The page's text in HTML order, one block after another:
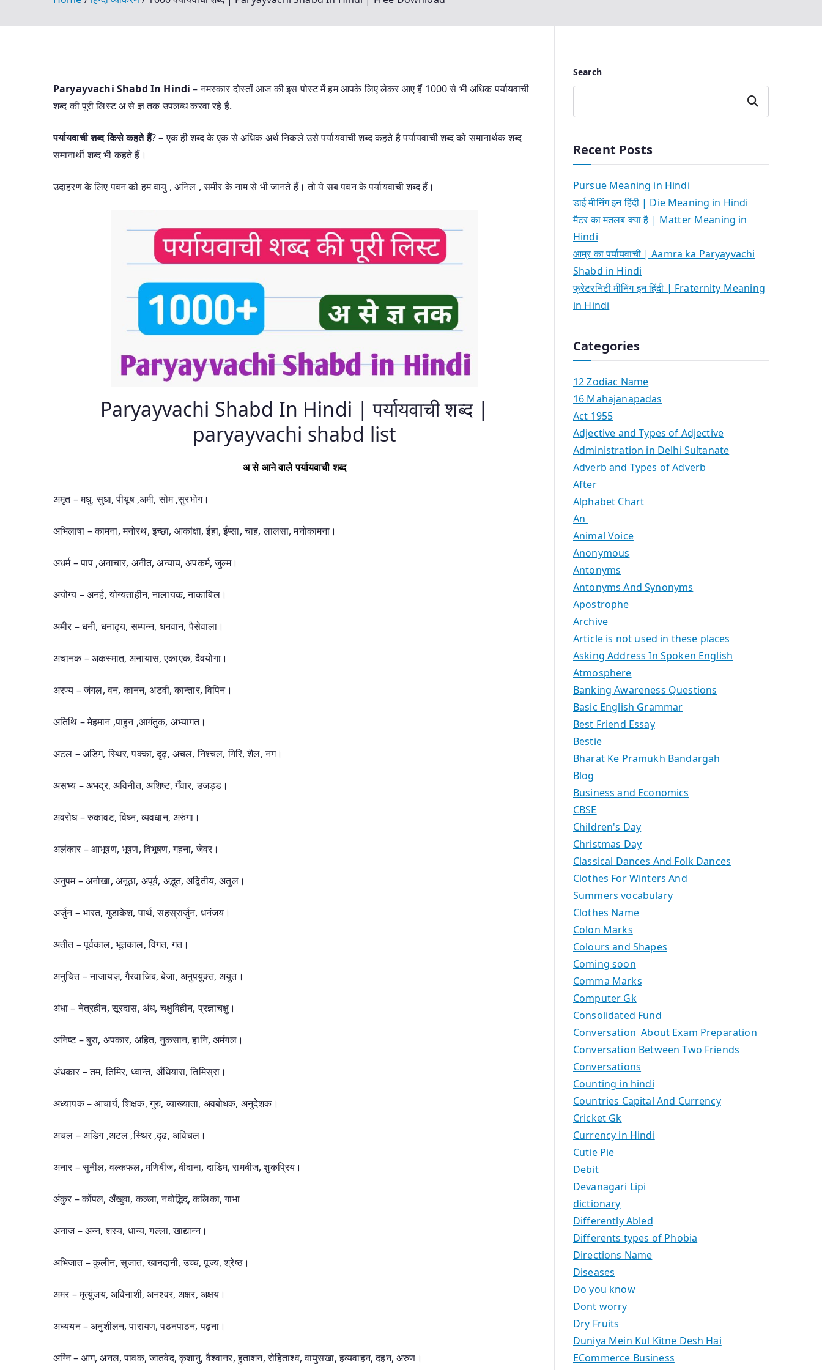
Paryayvachi Shabd In Hindi– नमस्कार दोस्तों आज की इस पोस्ट में हम आपके लिए लेकर आए हैं 1000 से भी अधिक पर्यायवाची
शब्द की पूरी लिस्ट अ से ज्ञ तक उपलब्ध करवा रहे हैं.
पर्यायवाची शब्द किसे कहते हैं? – एक ही शब्द के एक से अधिक अर्थ निकले उसे पर्यायवाची शब्द कहते है पर्यायवाची शब्द को समानार्थक शब्द
समानार्थी शब्द भी कहते हैं।
उदाहरण के लिए पवन को हम वायु , अनिल , समीर के नाम से भी जानते हैं। तो ये सब पवन के पर्यायवाची शब्द हैं।
Paryayvachi Shabd In Hindi | पर्यायवाची शब्द |
paryayvachi shabd list
अ से आने वाले पर्यायवाची शब्द
अमृत – मधु, सुधा, पीयूष ,अमी, सोम ,सुरभोग।
अभिलाषा – कामना, मनोरथ, इच्छा, आकांक्षा, ईहा, ईप्सा, चाह, लालसा, मनोकामना।
अधर्म – पाप ,अनाचार, अनीत, अन्याय, अपकर्म, जुल्म।
अयोग्य – अनर्ह, योग्यताहीन, नालायक, नाकाबिल।
अमीर – धनी, धनाढ्य, सम्पन्न, धनवान, पैसेवाला।
अचानक – अकस्मात, अनायास, एकाएक, दैवयोगा।
अरण्य – जंगल, वन, कानन, अटवी, कान्तार, विपिन।
अतिथि – मेहमान ,पाहुन ,आगंतुक, अभ्यागत।
अटल – अडिग, स्थिर, पक्का, दृढ़, अचल, निश्चल, गिरि, शैल, नग।
असभ्य – अभद्र, अविनीत, अशिष्ट, गँवार, उजड्ड।
अवरोध – रुकावट, विघ्न, व्यवधान, अरुंगा।
अलंकार – आभूषण, भूषण, विभूषण, गहना, जेवर।
अनुपम – अनोखा, अनूठा, अपूर्व, अद्भुत, अद्वितीय, अतुल।
अर्जुन – भारत, गुडाकेश, पार्थ, सहस्रार्जुन, धनंजय।
अतीत – पूर्वकाल, भूतकाल, विगत, गत।
अनुचित – नाजायज़, गैरवाजिब, बेजा, अनुपयुक्त, अयुत।
अंधा – नेत्रहीन, सूरदास, अंध, चक्षुविहीन, प्रज्ञाचक्षु।
अनिष्ट – बुरा, अपकार, अहित, नुकसान, हानि, अमंगल।
अंधकार – तम, तिमिर, ध्वान्त, अँधियारा, तिमिस्रा।
अध्यापक – आचार्य, शिक्षक, गुरु, व्याख्याता, अवबोधक, अनुदेशक।
अचल – अडिग ,अटल ,स्थिर ,दृढ, अविचल।
अनार – सुनील, वल्कफल, मणिबीज, बीदाना, दाडिम, रामबीज, शुकप्रिय।
अंकुर – कोंपल, अँखुवा, कल्ला, नवोद्भिद्, कलिका, गाभा
अनाज – अन्न, शस्य, धान्य, गल्ला, खाद्यान्न।
अभिजात – कुलीन, सुजात, खानदानी, उच्च, पूज्य, श्रेष्ठ।
अमर – मृत्युंजय, अविनाशी, अनश्वर, अक्षर, अक्षय।
अध्ययन – अनुशीलन, पारायण, पठनपाठन, पढ़ना।
अग्नि – आग, अनल, पावक, जातवेद, कृशानु, वैश्वानर, हुताशन, रोहिताश्व, वायुसखा, हव्यवाहन, दहन, अरुण।
Search
Search
Recent Posts
Pursue Meaning in Hindi
डाई मीनिंग इन हिंदी | Die Meaning in Hindi
मैटर का मतलब क्या है | Matter Meaning in
Hindi
आम्र का पर्यायवाची | Aamra ka Paryayvachi
Shabd in Hindi
फ्रेटरनिटी मीनिंग इन हिंदी | Fraternity Meaning
in Hindi
Categories
12 Zodiac Name
16 Mahajanapadas
Act 1955
Adjective and Types of Adjective
Administration in Delhi Sultanate
Adverb and Types of Adverb
After
Alphabet Chart
An
Animal Voice
Anonymous
Antonyms
Antonyms And Synonyms
Apostrophe
Archive
Article is not used in these places
Asking Address In Spoken English
Atmosphere
Banking Awareness Questions
Basic English Grammar
Best Friend Essay
Bestie
Bharat Ke Pramukh Bandargah
Blog
Business and Economics
CBSE
Children's Day
Christmas Day
Classical Dances And Folk Dances
Clothes For Winters And
Summers vocabulary
Clothes Name
Colon Marks
Colours and Shapes
Coming soon
Comma Marks
Computer Gk
Consolidated Fund
Conversation About Exam Preparation
Conversation Between Two Friends
Conversations
Counting in hindi
Countries Capital And Currency
Cricket Gk
Currency in Hindi
Cutie Pie
Debit
Devanagari Lipi
dictionary
Differently Abled
Differents types of Phobia
Directions Name
Diseases
Do you know
Dont worry
Dry Fruits
Duniya Mein Kul Kitne Desh Hai
ECommerce Business